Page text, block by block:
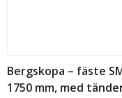
Bergskopa – fäste
1750 mm, med